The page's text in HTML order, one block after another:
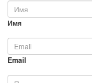
Имя
Email